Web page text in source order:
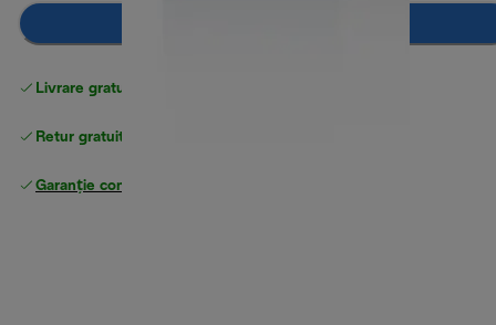
Livrare gratuită standard
Retur gratuit
Garanție completă